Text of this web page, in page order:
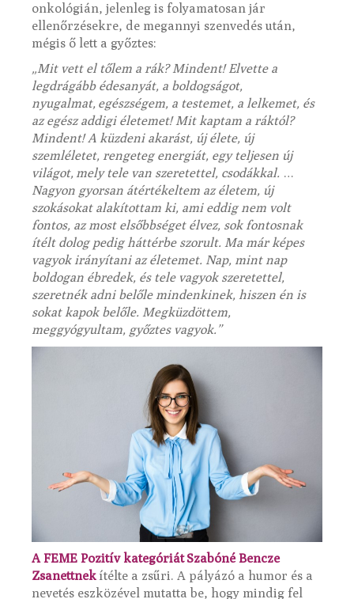
onkológián, jelenleg is folyamatosan jár
ellenőrzésekre, de megannyi szenvedés után,
mégis ő lett a győztes:
„Mit vett el tőlem a rák? Mindent! Elvette a
legdrágább édesanyát, a boldogságot,
nyugalmat, egészségem, a testemet, a lelkemet, és
az egész addigi életemet! Mit kaptam a ráktól?
Mindent! A küzdeni akarást, új élete, új
szemléletet, rengeteg energiát, egy teljesen új
világot, mely tele van szeretettel, csodákkal. …
Nagyon gyorsan átértékeltem az életem, új
szokásokat alakítottam ki, ami eddig nem volt
fontos, az most elsőbbséget élvez, sok fontosnak
ítélt dolog pedig háttérbe szorult. Ma már képes
vagyok irányítani az életemet. Nap, mint nap
boldogan ébredek, és tele vagyok szeretettel,
szeretnék adni belőle mindenkinek, hiszen én is
sokat kapok belőle. Megküzdöttem,
meggyógyultam, győztes vagyok.”
A FEME Pozitív kategóriát Szabóné Bencze
Zsanettnek ítélte a zsűri. A pályázó a humor és a
nevetés eszközével mutatta be, hogy mindig fel